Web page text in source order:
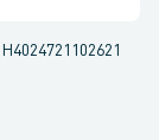
H4024721102621